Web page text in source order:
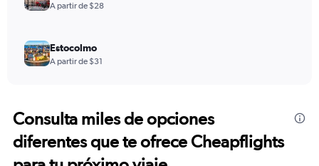
A partir de $28
Estocolmo
A partir de $31
Consulta miles de opciones
diferentes que te ofrece Cheapflights